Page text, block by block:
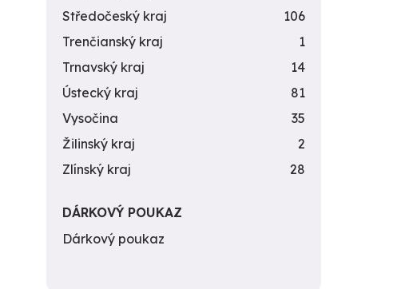
Středočeský kraj
106
Trenčianský kraj
1
Trnavský kraj
14
Ústecký kraj
81
Vysočina
35
Žilinský kraj
2
Zlínský kraj
28
DÁRKOVÝ POUKAZ
Dárkový poukaz